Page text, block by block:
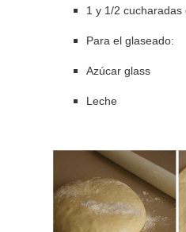
1 y 1/2 cucharadas
Para el glaseado:
Azúcar glass
Leche